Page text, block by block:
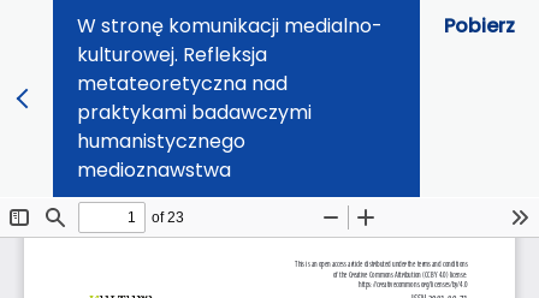
W stronę komunikacji medialno-
kulturowej. Refleksja
metateoretyczna nad
praktykami badawczymi
humanistycznego
medioznawstwa
Pobierz